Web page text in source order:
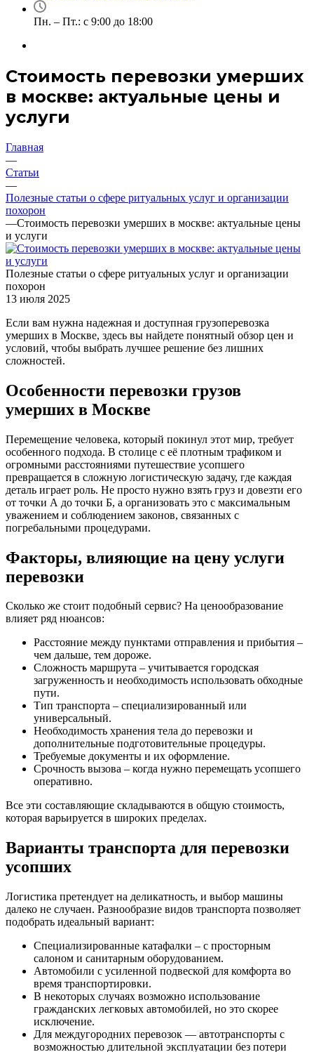
Пн. – Пт.: с 9:00 до 18:00
Стоимость перевозки умерших
в москве: актуальные цены и
услуги
Главная
—
Статьи
—
Полезные статьи о сфере ритуальных услуг и организации
похорон
—Стоимость перевозки умерших в москве: актуальные цены
и услуги
Полезные статьи о сфере ритуальных услуг и организации
похорон
13 июля 2025
Если вам нужна надежная и доступная грузоперевозка
умерших в Москве, здесь вы найдете понятный обзор цен и
условий, чтобы выбрать лучшее решение без лишних
сложностей.
Особенности перевозки грузов
умерших в Москве
Перемещение человека, который покинул этот мир, требует
особенного подхода. В столице с её плотным трафиком и
огромными расстояниями путешествие усопшего
превращается в сложную логистическую задачу, где каждая
деталь играет роль. Не просто нужно взять груз и довезти его
от точки А до точки Б, а организовать это с максимальным
уважением и соблюдением законов, связанных с
погребальными процедурами.
Факторы, влияющие на цену услуги
перевозки
Сколько же стоит подобный сервис? На ценообразование
влияет ряд нюансов:
Расстояние между пунктами отправления и прибытия –
чем дальше, тем дороже.
Сложность маршрута – учитывается городская
загруженность и необходимость использовать обходные
пути.
Тип транспорта – специализированный или
универсальный.
Необходимость хранения тела до перевозки и
дополнительные подготовительные процедуры.
Требуемые документы и их оформление.
Срочность вызова – когда нужно перемещать усопшего
оперативно.
Все эти составляющие складываются в общую стоимость,
которая варьируется в широких пределах.
Варианты транспорта для перевозки
усопших
Логистика претендует на деликатность, и выбор машины
далеко не случаен. Разнообразие видов транспорта позволяет
подобрать идеальный вариант:
Специализированные катафалки – с просторным
салоном и санитарным оборудованием.
Автомобили с усиленной подвеской для комфорта во
время транспортировки.
В некоторых случаях возможно использование
гражданских легковых автомобилей, но это скорее
исключение.
Для междугородних перевозок — автотранспорты с
возможностью длительной эксплуатации без потери